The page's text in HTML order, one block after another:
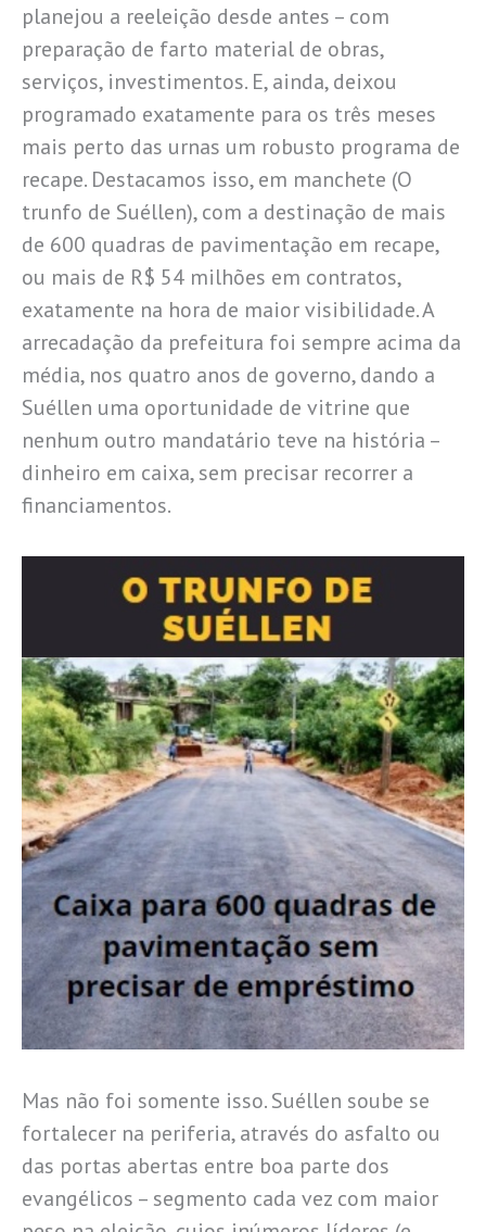
planejou a reeleição desde antes – com
preparação de farto material de obras,
serviços, investimentos. E, ainda, deixou
programado exatamente para os três meses
mais perto das urnas um robusto programa de
recape. Destacamos isso, em manchete (O
trunfo de Suéllen), com a destinação de mais
de 600 quadras de pavimentação em recape,
ou mais de R$ 54 milhões em contratos,
exatamente na hora de maior visibilidade. A
arrecadação da prefeitura foi sempre acima da
média, nos quatro anos de governo, dando a
Suéllen uma oportunidade de vitrine que
nenhum outro mandatário teve na história –
dinheiro em caixa, sem precisar recorrer a
financiamentos.
Mas não foi somente isso. Suéllen soube se
fortalecer na periferia, através do asfalto ou
das portas abertas entre boa parte dos
evangélicos – segmento cada vez com maior